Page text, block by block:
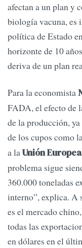
afectan a un plan y
biología vacuna, es
política de Estado
horizonte de 10
deriva de un plan
Para la economista
FADA, el efecto de
de la producción,
de los cupos como
a laUnión Europea
problema sigue
360.000 toneladas
interno”, explica. A
es el mercado
todas las
en dólares en el